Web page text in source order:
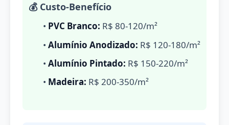
💰 Custo-Benefício
• PVC Branco: R$ 80-120/m²
• Alumínio Anodizado: R$ 120-180/m²
• Alumínio Pintado: R$ 150-220/m²
• Madeira: R$ 200-350/m²